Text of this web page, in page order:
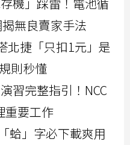
無良賣家手法
北捷「只扣1元」是
則秒懂
習完整指引！NCC
重要工作
蛤」字必下載爽用